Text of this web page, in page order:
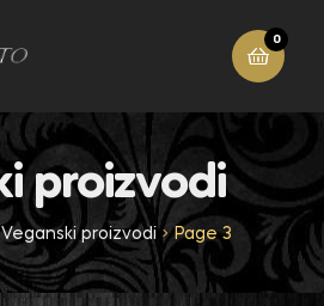
0
proizvodi
Veganski proizvodi Page 3